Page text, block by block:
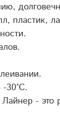
пластик,
-30°С.
-